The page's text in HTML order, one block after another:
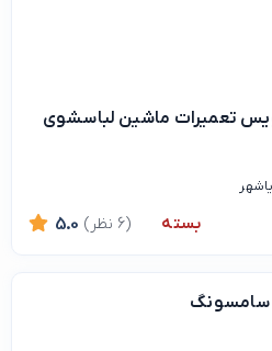
تعمیرات ماشین لباسشوی
بسته 5.0 (6 نظر)